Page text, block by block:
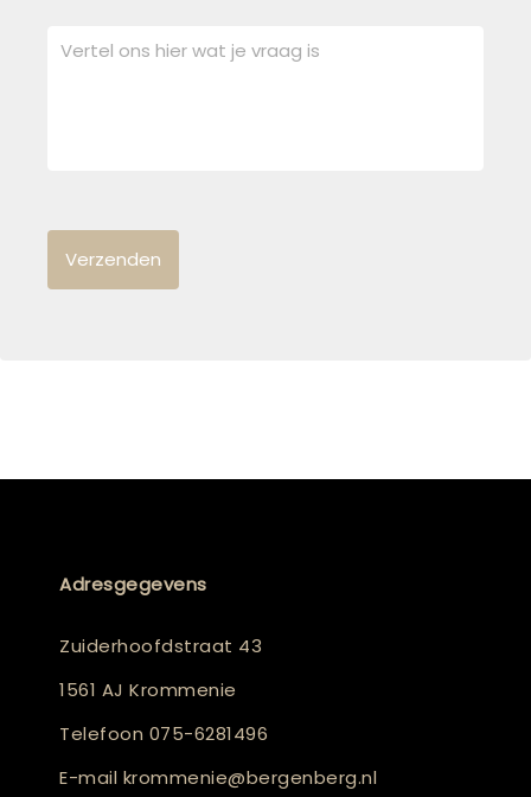
Adresgegevens
Zuiderhoofdstraat 43
1561 AJ Krommenie
Telefoon 075-6281496
E-mail krommenie@bergenberg.nl